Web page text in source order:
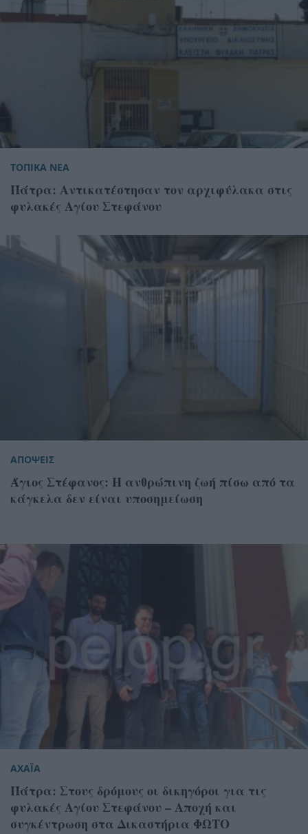
ΤΟΠΙΚΑ ΝΕΑ
Πάτρα: Αντικατέστησαν τον αρχιφύλακα στις
φυλακές Αγίου Στεφάνου
ΑΠΟΨΕΙΣ
Άγιος Στέφανος: Η ανθρώπινη ζωή πίσω από τα
κάγκελα δεν είναι υποσημείωση
ΑΧΑΪΑ
Πάτρα: Στους δρόμους οι δικηγόροι για τις
φυλακές Αγίου Στεφάνου – Αποχή και
συγκέντρωση στα Δικαστήρια ΦΩΤΟ